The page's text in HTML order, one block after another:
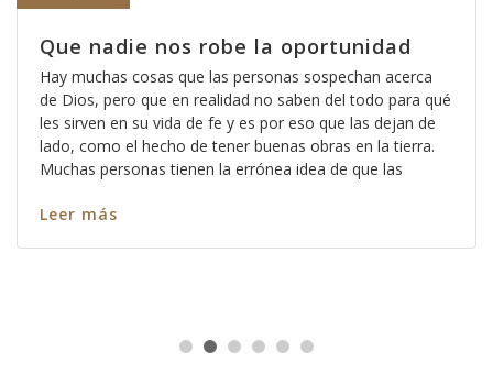
Que nadie nos robe la oportunidad
Hay muchas cosas que las personas sospechan acerca
de Dios, pero que en realidad no saben del todo para qué
les sirven en su vida de fe y es por eso que las dejan de
lado, como el hecho de tener buenas obras en la tierra.
Muchas personas tienen la errónea idea de que las
Leer más